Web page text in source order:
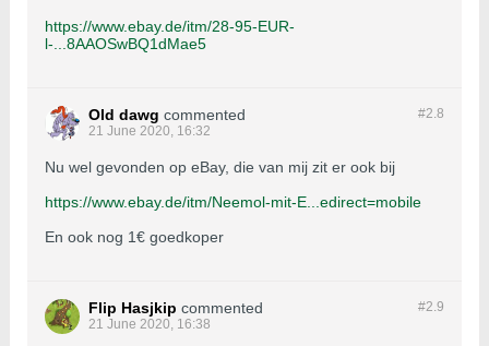
https://www.ebay.de/itm/28-95-EUR-
l-...8AAOSwBQ1dMae5
#2.8
Old dawg commented
21 June 2020, 16:32
Nu wel gevonden op eBay, die van mij zit er ook bij
https://www.ebay.de/itm/Neemol-mit-E...edirect=mobile
En ook nog 1€ goedkoper
#2.9
Flip Hasjkip commented
21 June 2020, 16:38